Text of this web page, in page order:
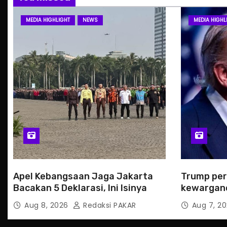
MEDIA HIGHLIGHT NEWS
Apel Kebangsaan Jaga Jakarta
Bacakan 5 Deklarasi, Ini Isinya
Aug 8, 2026 Redaksi PAKAR
MEDIA
Trump
tempat
Aug 7,